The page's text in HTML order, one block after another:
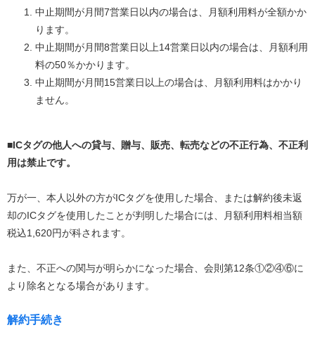
中止期間が月間7営業日以内の場合は、月額利用料が全額かか
ります。
中止期間が月間8営業日以上14営業日以内の場合は、月額利用
料の50％かかります。
中止期間が月間15営業日以上の場合は、月額利用料はかかり
ません。
■ICタグの他人への貸与、贈与、販売、転売などの不正行為、不正利
用は禁止です。
万が一、本人以外の方がICタグを使用した場合、または解約後未返
却のICタグを使用したことが判明した場合には、月額利用料相当額
税込1,620円が科されます。
また、不正への関与が明らかになった場合、会則第12条①②④⑥に
より除名となる場合があります。
解約手続き